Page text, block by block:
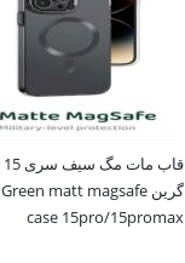
قاب مات مگ سیف سری 15
گرین Green matt magsafe
case 15pro/15promax